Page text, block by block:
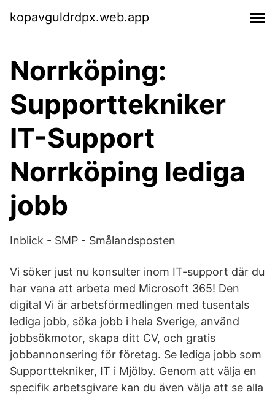
kopavguldrdpx.web.app
Norrköping:
Supporttekniker
IT-Support
Norrköping lediga
jobb
Inblick - SMP - Smålandsposten
Vi söker just nu konsulter inom IT-support där du
har vana att arbeta med Microsoft 365! Den
digital Vi är arbetsförmedlingen med tusentals
lediga jobb, söka jobb i hela Sverige, använd
jobbsökmotor, skapa ditt CV, och gratis
jobbannonsering för företag. Se lediga jobb som
Supporttekniker, IT i Mjölby. Genom att välja en
specifik arbetsgivare kan du även välja att se alla